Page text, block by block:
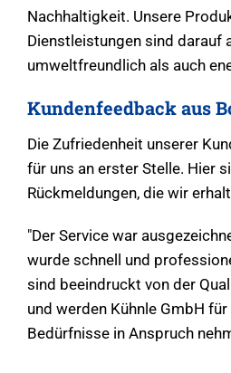
Nachhaltigkeit. Unsere
Dienstleistungen sind darauf
umweltfreundlich als auch
Kundenfeedback aus
Die Zufriedenheit unserer
für uns an erster Stelle. Hier
Rückmeldungen, die wir
"Der Service war
wurde schnell und
sind beeindruckt von der
und werden Kühnle GmbH
Bedürfnisse in Anspruch